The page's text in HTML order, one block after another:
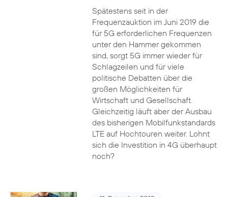
Spätestens seit in der
Frequenzauktion im Juni 2019 die
für 5G erforderlichen Frequenzen
unter den Hammer gekommen
sind, sorgt 5G immer wieder für
Schlagzeilen und für viele
politische Debatten über die
großen Möglichkeiten für
Wirtschaft und Gesellschaft.
Gleichzeitig läuft aber der Ausbau
des bisherigen Mobilfunkstandards
LTE auf Hochtouren weiter. Lohnt
sich die Investition in 4G überhaupt
noch?